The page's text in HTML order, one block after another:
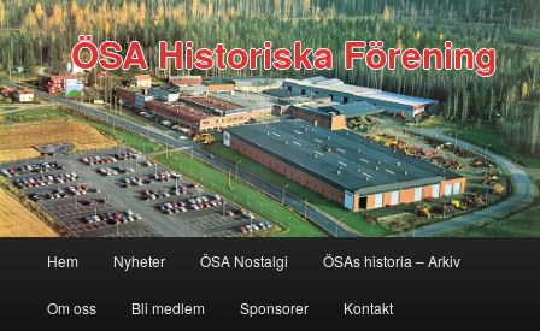
ÖSA Historiska Förening
Hoppa
till
Hem Nyheter ÖSA Nostalgi ÖSAs historia – Arkiv
Om oss Bli medlem Sponsorer Kontakt